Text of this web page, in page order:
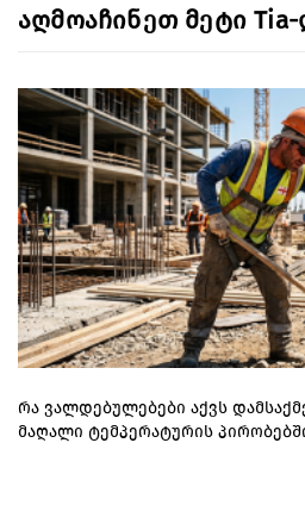
აღმოაჩინეთ მეტი
რა ვალდებულებები აქვს
მაღალი ტემპერატურის